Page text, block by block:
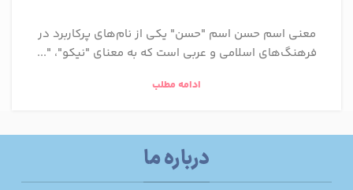
معنی اسم حسن اسم "حسن" یکی از نام‌های پرکاربرد در
فرهنگ‌های اسلامی و عربی است که به معنای "نیکو"، "...
ادامه مطلب
درباره ما